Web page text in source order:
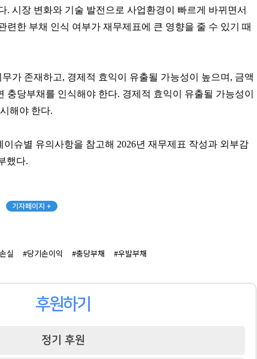
지엔에스주택전시관
은평뉴타운폭포동힐스테이트4-2단지
팬클럽 참여
아노스카운티빌라트
팬클럽 참여
트리마제
팬클럽 참여
. 시장 변화와 기술 발전으로 사업환경이 빠르게 바뀌면서
련한 부채 인식 여부가 재무제표에 큰 영향을 줄 수 있기 때
가 존재하고, 경제적 효익이 유출될 가능성이 높으며, 금액
충당부채를 인식해야 한다. 경제적 효익이 유출될 가능성이
해야 한다.
슈별 유의사항을 참고해 2026년 재무제표 작성과 외부감
했다.
기자페이지 +
실 #당기손이익 #충당부채 #우발부채
후원하기
정기 후원